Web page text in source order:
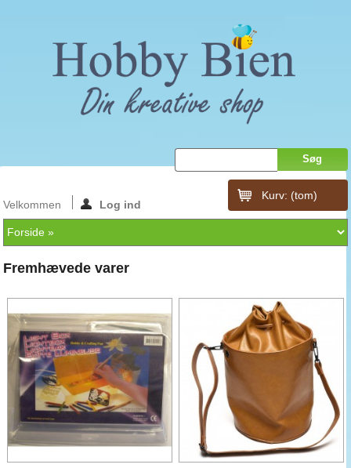
Kurv: (tom)
Velkommen Log ind
Fremhævede varer